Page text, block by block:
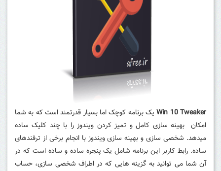
Win 10 Tweakerیک برنامه کوچک اما بسیار قدرتمند است که به شما
امکان بهینه سازی کامل و تمیز کردن ویندوز را با چند کلیک ساده
میدهد. شخصی سازی و بهینه سازی ویندوز با انجام برخی از ترفندهای
ساده. رابط کاربر این برنامه شامل یک پنجره ساده و ساده است که در
آن شما می توانید به گزینه هایی که در اطراف شخصی سازی، حساب